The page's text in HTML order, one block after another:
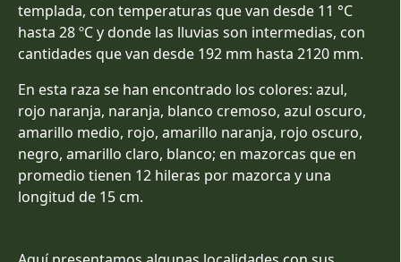
templada, con temperaturas que van desde 11 °C
hasta 28 ºC y donde las lluvias son intermedias, con
cantidades que van desde 192 mm hasta 2120 mm.
En esta raza se han encontrado los colores: azul,
rojo naranja, naranja, blanco cremoso, azul oscuro,
amarillo medio, rojo, amarillo naranja, rojo oscuro,
negro, amarillo claro, blanco; en mazorcas que en
promedio tienen 12 hileras por mazorca y una
longitud de 15 cm.